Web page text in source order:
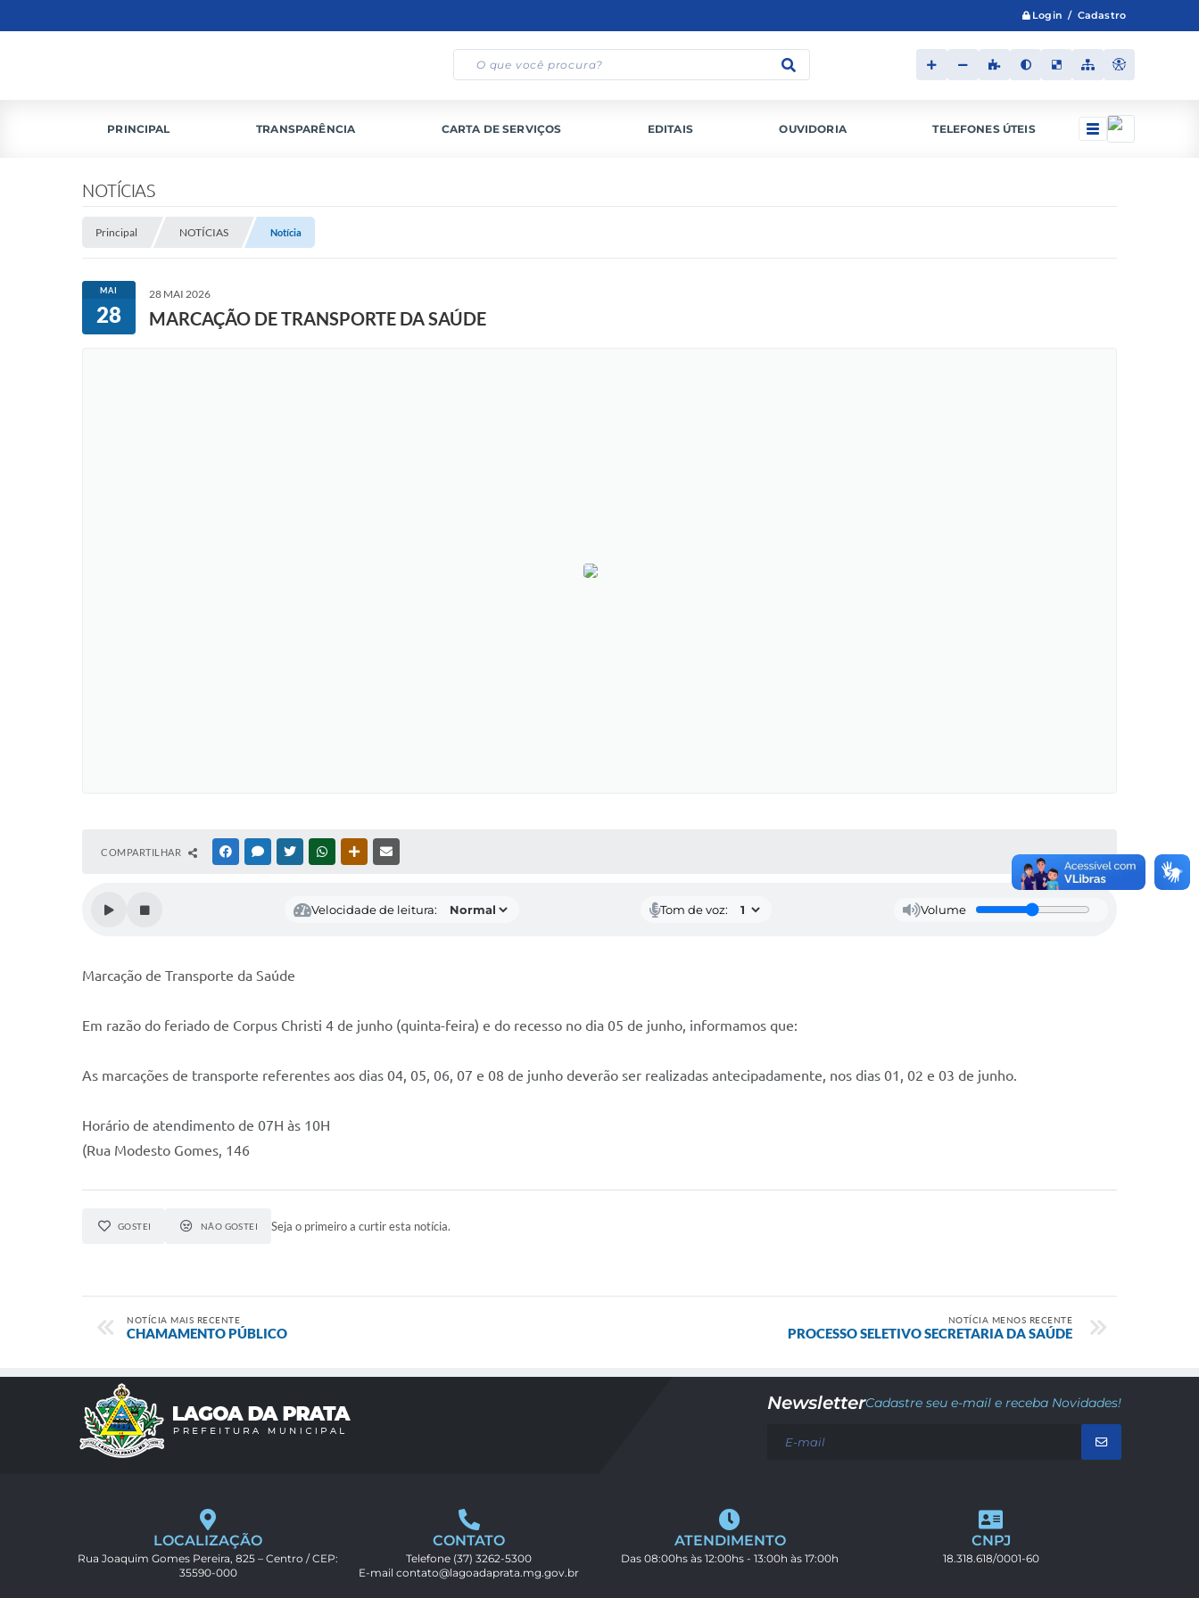
Login / Cadastro
PRINCIPAL TRANSPARÊNCIA CARTA DE SERVIÇOS EDITAIS OUVIDORIA TELEFONES ÚTEIS
NOTÍCIAS
Principal NOTÍCIAS Notícia
MAI
28
28 MAI 2026
MARCAÇÃO DE TRANSPORTE DA SAÚDE
COMPARTILHAR FACEBOOKMESSENGER
TWITTERWHATSAPPOUTRAS MÍDIAS
Velocidade de leitura: Tom de voz: Volume
Marcação de Transporte da Saúde
Em razão do feriado de Corpus Christi 4 de junho (quinta-feira) e do recesso no dia 05 de junho, informamos que:
As marcações de transporte referentes aos dias 04, 05, 06, 07 e 08 de junho deverão ser realizadas antecipadamente, nos dias 01, 02 e 03 de junho.
Horário de atendimento de 07H às 10H
(Rua Modesto Gomes, 146
GOSTEI NÃO GOSTEI Seja o primeiro a curtir esta notícia.
NOTÍCIA MAIS RECENTE
CHAMAMENTO PÚBLICO
NOTÍCIA MENOS RECENTE
PROCESSO SELETIVO SECRETARIA DA SAÚDE
NewsletterCadastre seu e-mail e receba Novidades!
LOCALIZAÇÃO
Rua Joaquim Gomes Pereira, 825 – Centro / CEP:
35590-000
CONTATO
Telefone (37) 3262-5300
E-mailcontato@lagoadaprata.mg.gov.br
ATENDIMENTO
Das 08:00hs às 12:00hs - 13:00h às 17:00h
CNPJ
18.318.618/0001-60